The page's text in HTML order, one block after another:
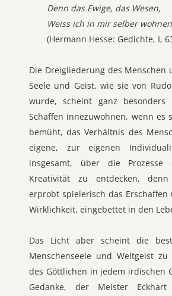
Denn das Ewige, das Wesen,
Weiss ich in mir selber
(Hermann Hesse: Gedichte, I,
Die Dreigliederung des Menschen
Seele und Geist, wie sie von
wurde, scheint ganz besonders
Schaffen innezuwohnen, wenn es
bemüht, das Verhältnis des
eigene, zur eigenen
insgesamt, über die Prozesse
Kreativität zu entdecken,
erprobt spielerisch das Erschaffen
Wirklichkeit, eingebettet in den
Das Licht aber scheint die
Menschenseele und Weltgeist
des Göttlichen in jedem irdischen
Gedanke, der Meister